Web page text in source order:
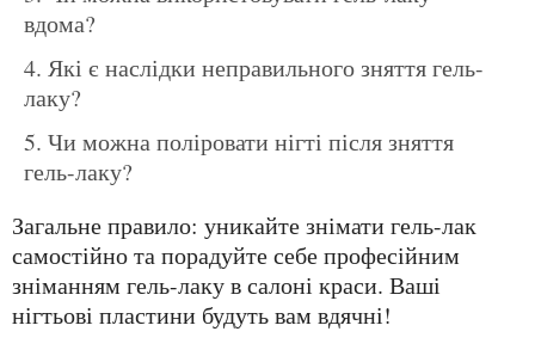
вдома?
Які є наслідки неправильного зняття гель-
лаку?
Чи можна поліровати нігті після зняття
гель-лаку?
Загальне правило: уникайте знімати гель-лак
самостійно та порадуйте себе професійним
зніманням гель-лаку в салоні краси. Ваші
нігтьові пластини будуть вам вдячні!